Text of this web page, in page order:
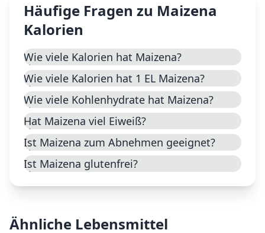
Häufige Fragen zu Maizena
Kalorien
Wie viele Kalorien hat Maizena?
Wie viele Kalorien hat 1 EL Maizena?
Wie viele Kohlenhydrate hat Maizena?
Hat Maizena viel Eiweiß?
Ist Maizena zum Abnehmen geeignet?
Ist Maizena glutenfrei?
Ähnliche Lebensmittel